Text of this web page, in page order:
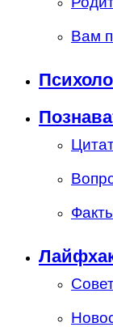
Вам